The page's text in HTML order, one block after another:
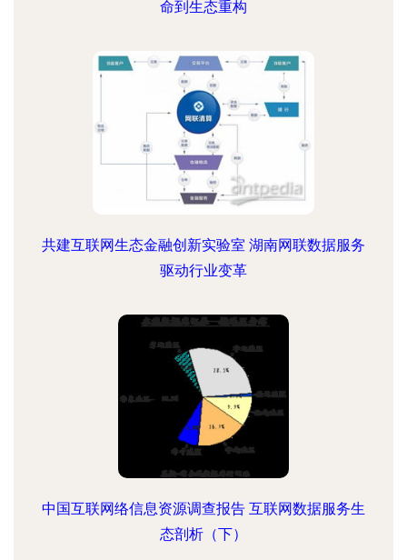
命到生态重构
共建互联网生态金融创新实验室 湖南网联数据服务
驱动行业变革
中国互联网络信息资源调查报告 互联网数据服务生
态剖析（下）